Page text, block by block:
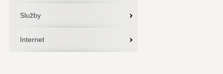
Služby
Internet